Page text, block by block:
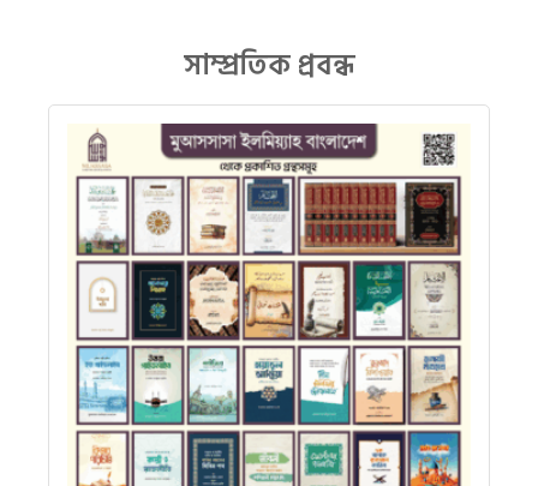
সাম্প্রতিক প্রবন্ধ